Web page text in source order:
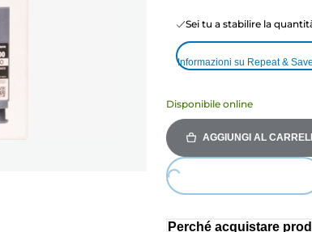
Sei tu a stabilire la
Informazioni su Repeat &
Disponibile online
AGGIUNGI AL
Loading...
Perché acquistare